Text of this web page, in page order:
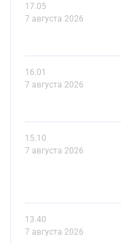
17.05
7 августа 2026
16.01
7 августа 2026
15.10
7 августа 2026
13.40
7 августа 2026